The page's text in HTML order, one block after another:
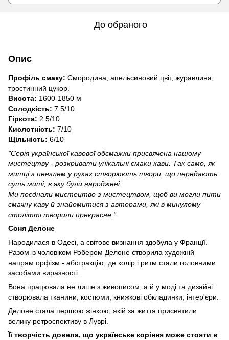
До обраного
Опис
Профіль смаку: Смородина, апельсиновий цвіт, журавлина,
тростинний цукор.
Висота: 1600-1850 м
Cолодкість: 7.5/10
Гіркота: 2.5/10
Кислотність: 7/10
Щільність: 6/10
"Серія української кавової обсмажки присвячена нашому
мистецтву - розкривати унікальні смаки кави. Так само, як
митці з пензлем у руках створюють твори, що передають
суть миті, в яку були народжені.
Ми поєднали мистецтво з мистецтвом, щоб ви могли пити
смачну каву й знайомитися з авторами, які в минулому
столітті творили прекрасне."
Соня Делоне
Народилася в Одесі, а світове визнання здобула у Франції.
Разом із чоловіком Робером Делоне створила художній
напрям орфізм - абстракцію, де колір і ритм стали головними
засобами виразності.
Вона працювала не лише з живописом, а й у моді та дизайні:
створювала тканини, костюми, книжкові обкладинки, інтер'єри.
Делоне стала першою жінкою, якій за життя присвятили
велику ретроспективу в Луврі.
Її творчість довела, що українське коріння може стояти в